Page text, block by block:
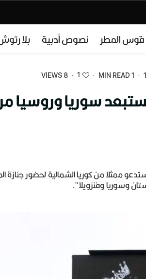
قوس المطر نصوص أدبية بلا
·
1 MIN READ
·
1
·
8 VIEWS
سوريا وروسيا من
ممثلا من كوريا الشمالية لحضور جنازة
وسوريا وفنزويلا”.